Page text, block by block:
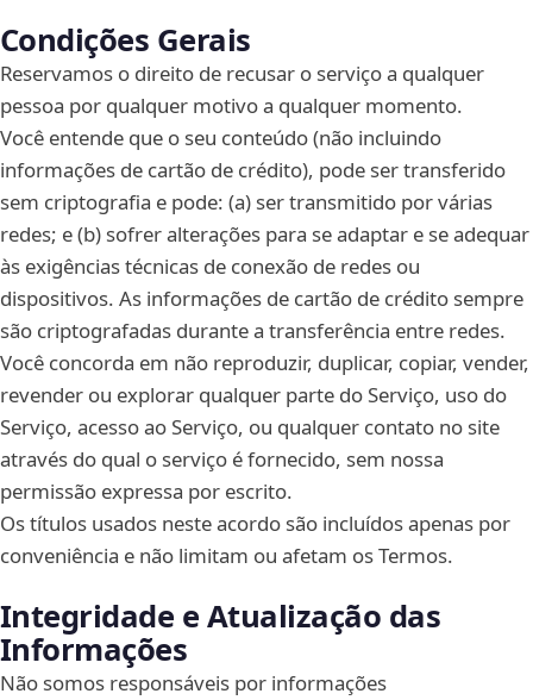
Condições Gerais
Reservamos o direito de recusar o serviço a qualquer
pessoa por qualquer motivo a qualquer momento.
Você entende que o seu conteúdo (não incluindo
informações de cartão de crédito), pode ser transferido
sem criptografia e pode: (a) ser transmitido por várias
redes; e (b) sofrer alterações para se adaptar e se adequar
às exigências técnicas de conexão de redes ou
dispositivos. As informações de cartão de crédito sempre
são criptografadas durante a transferência entre redes.
Você concorda em não reproduzir, duplicar, copiar, vender,
revender ou explorar qualquer parte do Serviço, uso do
Serviço, acesso ao Serviço, ou qualquer contato no site
através do qual o serviço é fornecido, sem nossa
permissão expressa por escrito.
Os títulos usados neste acordo são incluídos apenas por
conveniência e não limitam ou afetam os Termos.
Integridade e Atualização das
Informações
Não somos responsáveis por informações